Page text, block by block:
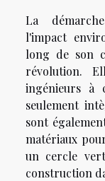
La
l'impact
long de son
révolution.
ingénieurs à
seulement
sont
matériaux
un cercle
construction